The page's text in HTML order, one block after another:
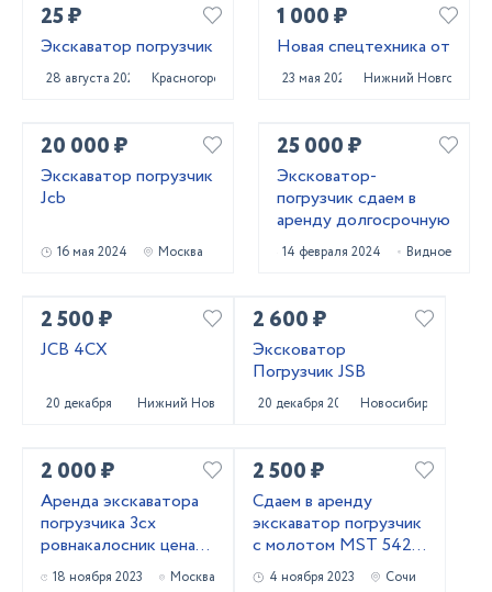
25 ₽
Экскаватор погрузчик
28 августа 2024 Красногорск
1 000 ₽
Новая спецтехника от
23 мая 2024 Нижний Новгород
20 000 ₽
Экскаватор погрузчик
Jcb
16 мая 2024 Москва
25 000 ₽
Эксковатор-
погрузчик сдаем в
аренду долгосрочную
14 февраля 2024 Видное
2 500 ₽
JCB 4CX
20 декабря 2023Нижний Новгород
2 600 ₽
Эксковатор
Погрузчик JSB
20 декабря 2023 Новосибирск
2 000 ₽
Аренда экскаватора
погрузчика 3сх
ровнакалосник цена
договорная
18 ноября 2023 Москва
2 500 ₽
Сдаем в аренду
экскаватор погрузчик
с молотом МSТ 542 в
г.Сочи4 ноября 2023 Сочи